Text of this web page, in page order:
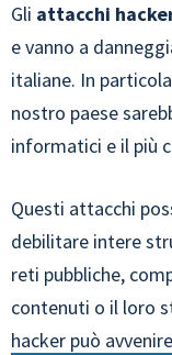
Gli attacchi
e vanno a
italiane. In
nostro paese
informatici e il più
Questi attacchi
debilitare intere
reti pubbliche,
contenuti o il loro
hacker può